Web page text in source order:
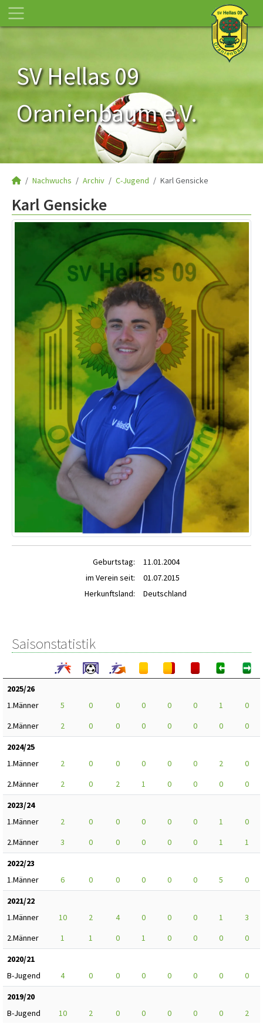
SV Hellas 09
Oranienbaum e.V.
Nachwuchs Archiv C-Jugend Karl Gensicke
Karl Gensicke
Geburtstag:
11.01.2004
im Verein seit:
01.07.2015
Herkunftsland:
Deutschland
Saisonstatistik
2025/26
1.Männer
5 0 0 0 0 0 1
0
2.Männer
2 0 0 0 0 0 0
0
2024/25
1.Männer
2 0 0 0 0 0 2
0
2.Männer
2 0 2 1 0 0 0
0
2023/24
1.Männer
2 0 0 0 0 0 1
0
2.Männer
3 0 0 0 0 0 1
1
2022/23
1.Männer
6 0 0 0 0 0 5
0
2021/22
1.Männer
10 2 4 0 0 0 1
3
2.Männer
1 1 0 1 0 0 0
0
2020/21
B-Jugend
4 0 0 0 0 0 0
0
2019/20
B-Jugend
10 2 0 0 0 0 0
2